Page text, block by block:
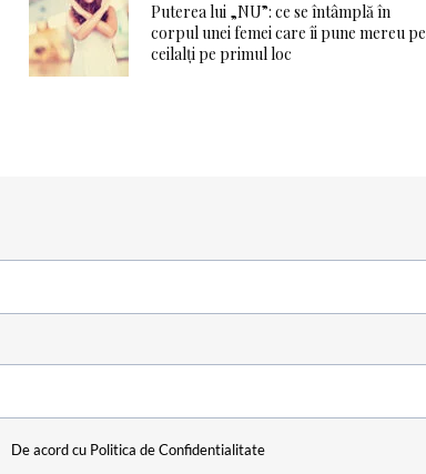
Puterea lui „NU”: ce se întâmplă în
corpul unei femei care îi pune mereu pe
ceilalți pe primul loc